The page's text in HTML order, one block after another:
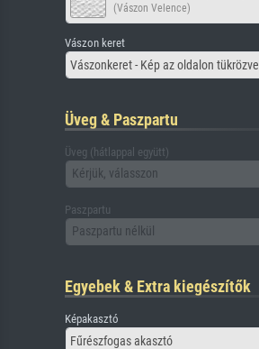
(Vászon Velence)
Vászon keret
Vászonkeret - Kép az oldalon tükrözve
Üveg & Paszpartu
Üveg (hátlappal együtt)
Kérjük, válasszon
Paszpartu
Paszpartu nélkül
Egyebek & Extra kiegészítők
Képakasztó
Fűrészfogas akasztó